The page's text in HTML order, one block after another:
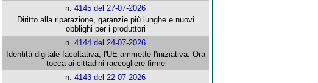
n.4145 del 27-07-2026
Diritto alla riparazione, garanzie più lunghe e nuovi
obblighi per i produttori
n.4144 del 24-07-2026
Identità digitale facoltativa, l'UE ammette l'iniziativa. Ora
tocca ai cittadini raccogliere firme
n.4143 del 22-07-2026